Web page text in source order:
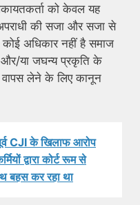
को केवल यह
की सजा और सजा से
अधिकार नहीं है समाज
और/या जघन्य प्रकृति के
लेने के लिए कानून
CJI के खिलाफ आरोप
द्वारा कोर्ट रूम से
बहस कर रहा था